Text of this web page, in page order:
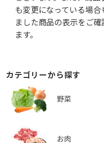
も変更になっている場合
ました商品の表示をご
ます。
カテゴリーから探す